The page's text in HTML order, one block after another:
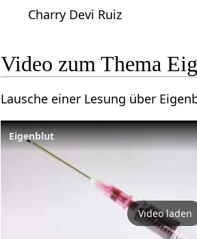
Charry Devi Ruiz
Video zum Thema
Lausche einer Lesung über
Eigenblut
Video laden